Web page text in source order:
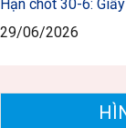
Hạn chót 30-6:
29/06/2026